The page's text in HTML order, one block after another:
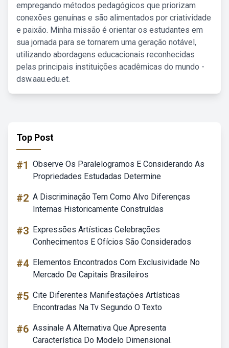
empregando métodos pedagógicos que priorizam
conexões genuínas e são alimentados por criatividade
e paixão. Minha missão é orientar os estudantes em
sua jornada para se tornarem uma geração notável,
utilizando abordagens educacionais reconhecidas
pelas principais instituições acadêmicas do mundo -
dsw.aau.edu.et.
Top Post
#1 Observe Os Paralelogramos E Considerando As
Propriedades Estudadas Determine
#2 A Discriminação Tem Como Alvo Diferenças
Internas Historicamente Construídas
#3 Expressões Artísticas Celebrações
Conhecimentos E Ofícios São Considerados
#4 Elementos Encontrados Com Exclusividade No
Mercado De Capitais Brasileiros
#5 Cite Diferentes Manifestações Artísticas
Encontradas Na Tv Segundo O Texto
#6 Assinale A Alternativa Que Apresenta
Característica Do Modelo Dimensional.